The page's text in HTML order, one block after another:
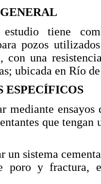
tiene
pozos
con una
ubicada en Río
ESPECÍFICOS
mediante
que
un sistema
poro y fractura,